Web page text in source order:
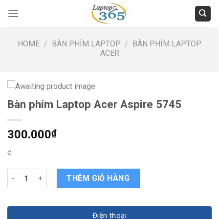
HOME / BÀN PHÍM LAPTOP / BÀN PHÍM LAPTOP
ACER
Bàn phím Laptop Acer Aspire 5745
300.000₫
c
Bàn phím Laptop Acer Aspire 5745 quantity
THÊM GIỎ HÀNG
Điện thoại